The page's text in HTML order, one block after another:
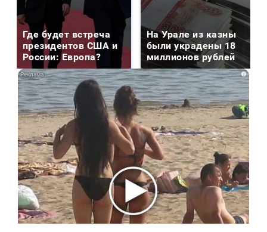
Где будет встреча
президентов США и
России: Европа?
На Урале из казны
были украдены 18
миллионов рублей
i